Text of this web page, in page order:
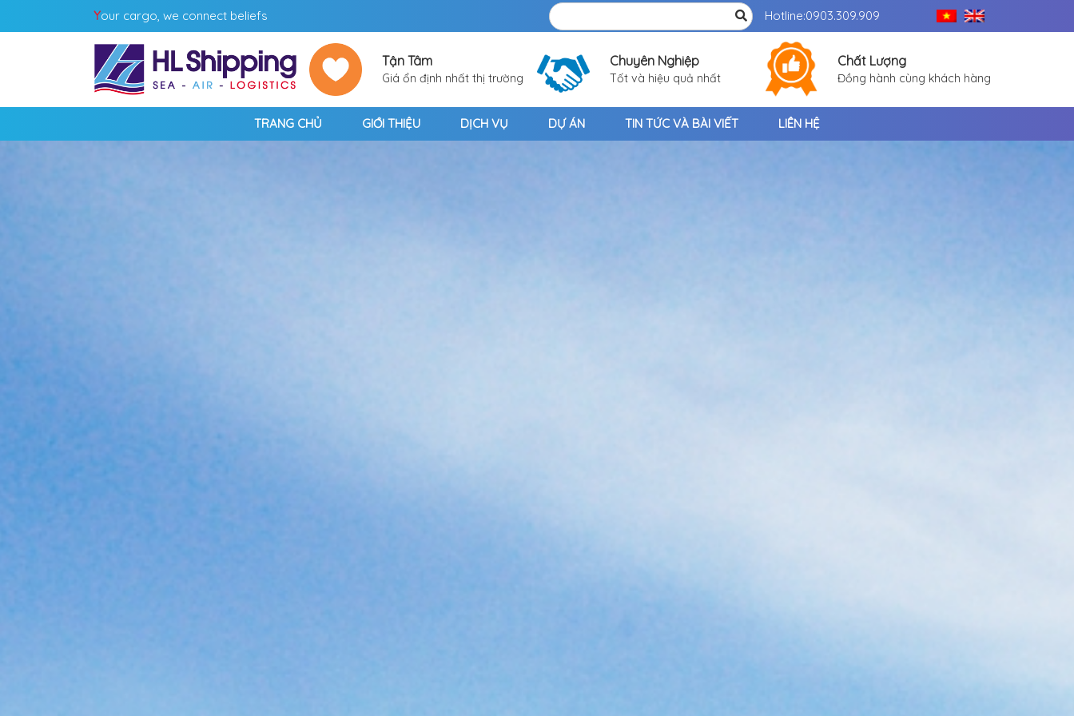
Your cargo, we connect beliefs Hotline:0903.309.909
Tận Tâm
Giá ổn định nhất thị trường
Chuyên Nghiệp
Tốt và hiệu quả nhất
Chất Lượng
Đồng hành cùng khách hàng
TRANG CHỦ GIỚI THIỆU DỊCH VỤ DỰ ÁN TIN TỨC VÀ BÀI VIẾT LIÊN HỆ